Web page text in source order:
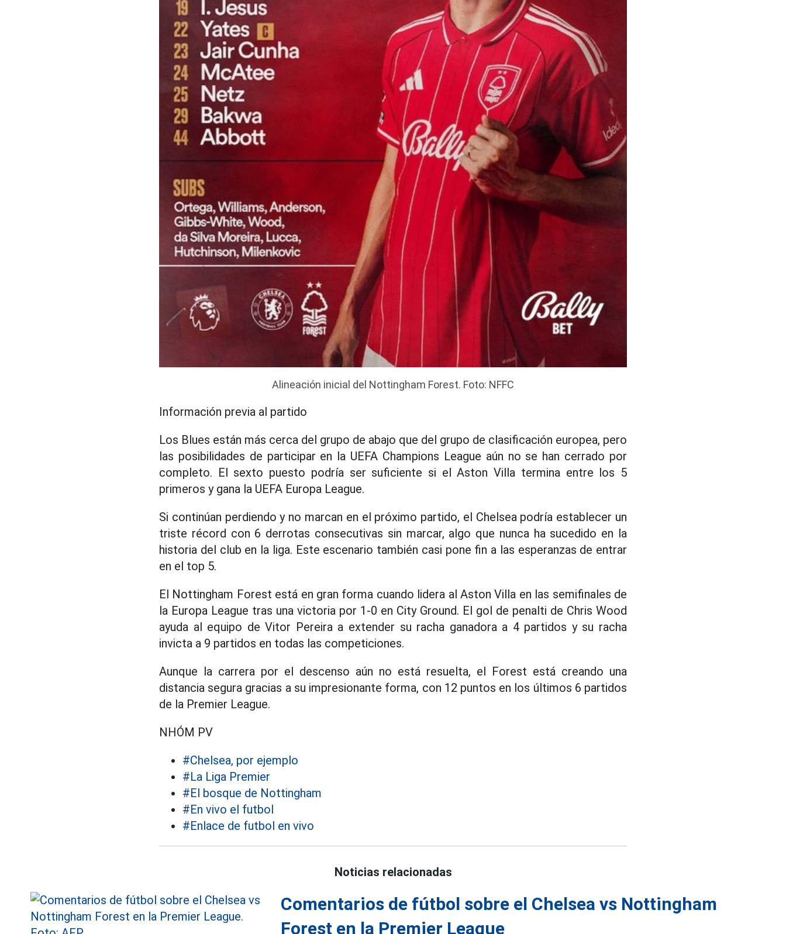
Alineación inicial del Nottingham Forest. Foto: NFFC
Información previa al partido
Los Blues están más cerca del grupo de abajo que del grupo de clasificación europea, pero
las posibilidades de participar en la UEFA Champions League aún no se han cerrado por
completo. El sexto puesto podría ser suficiente si el Aston Villa termina entre los 5
primeros y gana la UEFA Europa League.
Si continúan perdiendo y no marcan en el próximo partido, el Chelsea podría establecer un
triste récord con 6 derrotas consecutivas sin marcar, algo que nunca ha sucedido en la
historia del club en la liga. Este escenario también casi pone fin a las esperanzas de entrar
en el top 5.
El Nottingham Forest está en gran forma cuando lidera al Aston Villa en las semifinales de
la Europa League tras una victoria por 1-0 en City Ground. El gol de penalti de Chris Wood
ayuda al equipo de Vitor Pereira a extender su racha ganadora a 4 partidos y su racha
invicta a 9 partidos en todas las competiciones.
Aunque la carrera por el descenso aún no está resuelta, el Forest está creando una
distancia segura gracias a su impresionante forma, con 12 puntos en los últimos 6 partidos
de la Premier League.
NHÓM PV
#Chelsea, por ejemplo
#La Liga Premier
#El bosque de Nottingham
#En vivo el futbol
#Enlace de futbol en vivo
Noticias relacionadas
Comentarios de fútbol sobre el Chelsea vs Nottingham
Forest en la Premier League